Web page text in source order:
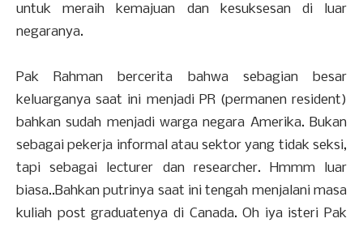
untuk meraih kemajuan dan kesuksesan di luar
negaranya.
Pak Rahman bercerita bahwa sebagian besar
keluarganya saat ini menjadi PR (permanen resident)
bahkan sudah menjadi warga negara Amerika. Bukan
sebagai pekerja informal atau sektor yang tidak seksi,
tapi sebagai lecturer dan researcher. Hmmm luar
biasa..Bahkan putrinya saat ini tengah menjalani masa
kuliah post graduatenya di Canada. Oh iya isteri Pak